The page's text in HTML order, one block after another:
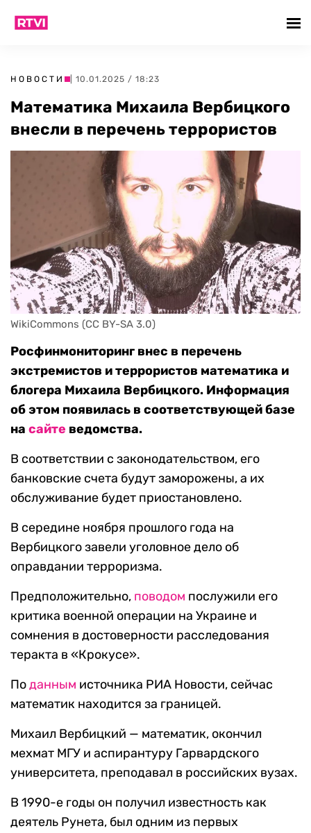
НОВОСТИ | 10.01.2025 / 18:23
Математика Михаила Вербицкого
внесли в перечень террористов
WikiCommons (CC BY-SA 3.0)
Росфинмониторинг внес в перечень
экстремистов и террористов математика и
блогера Михаила Вербицкого. Информация
об этом появилась в соответствующей базе
на сайте ведомства.
В соответствии с законодательством, его
банковские счета будут заморожены, а их
обслуживание будет приостановлено.
В середине ноября прошлого года на
Вербицкого завели уголовное дело об
оправдании терроризма.
Предположительно, поводом послужили его
критика военной операции на Украине и
сомнения в достоверности расследования
теракта в «Крокусе».
Поданным источника РИА Новости, сейчас
математик находится за границей.
Михаил Вербицкий — математик, окончил
мехмат МГУ и аспирантуру Гарвардского
университета, преподавал в российских вузах.
В 1990-е годы он получил известность как
деятель Рунета, был одним из первых